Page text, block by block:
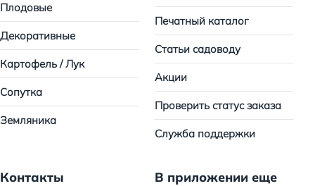
Плодовые
Декоративные
Картофель / Лук
Сопутка
Земляника
Печатный каталог
Статьи садоводу
Акции
Проверить статус заказа
Служба поддержки
Контакты
В приложении еще